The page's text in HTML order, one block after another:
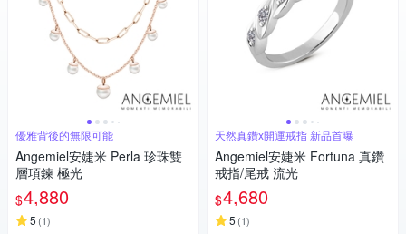
優雅背後的無限可能
Angemiel安婕米 Perla 珍珠雙
層項鍊 極光
$4,880
5 (1)
天然真鑽x開運戒指 新品首曝
Angemiel安婕米 Fortuna 真鑽
戒指/尾戒 流光
$4,680
5 (1)